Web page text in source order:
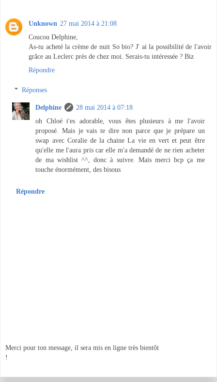
Unknown 27 mai 2014 à 21:08
Coucou Delphine,
As-tu acheté la crème de nuit So bio? J' ai la possibilité de l'avoir
grâce au Leclerc près de chez moi. Serais-tu intéressée ? Biz
Répondre
Réponses
Delphine
28 mai 2014 à 07:18
oh Chloé t'es adorable, vous êtes plusieurs à me l'avoir
proposé. Mais je vais te dire non parce que je prépare un
swap avec Coralie de la chaine La vie en vert et peut être
qu'elle me l'aura pris car elle m'a demandé de ne rien acheter
de ma wishlist ^^, donc à suivre. Mais merci bcp ça me
touche énormément, des bisous
Répondre
Merci pour ton message, il sera mis en ligne très bientôt
!